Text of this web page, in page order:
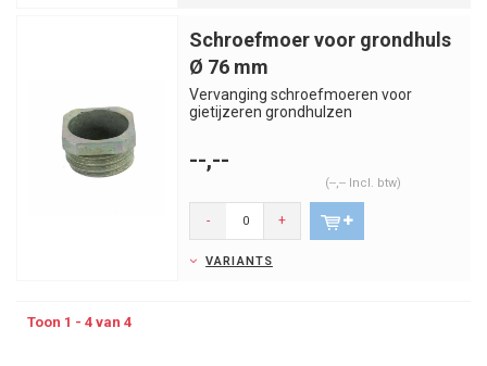
Schroefmoer voor grondhuls
Ø 76 mm
Vervanging schroefmoeren voor
gietijzeren grondhulzen
--,--
(--,-- Incl. btw)
- +
VARIANTS
Toon 1 - 4 van 4